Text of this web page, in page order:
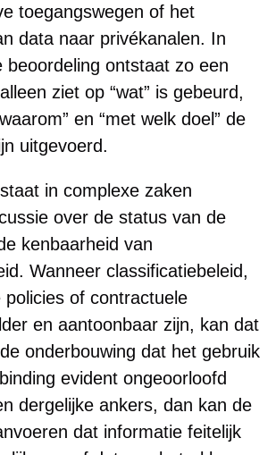
toegangswegen of het
data naar privékanalen. In
beoordeling ontstaat zo een
ziet op “wat” is gebeurd,
en “met welk doel” de
uitgevoerd.
in complexe zaken
over de status van de
kenbaarheid van
Wanneer classificatiebeleid,
policies of contractuele
en aantoonbaar zijn, kan dat
onderbouwing dat het gebruik
evident ongeoorloofd
dergelijke ankers, dan kan de
dat informatie feitelijk